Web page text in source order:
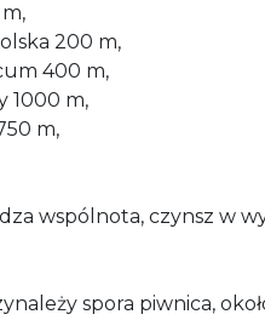
200 m,
400 m,
1000 m,
m,
wspólnota, czynsz w
spora piwnica,